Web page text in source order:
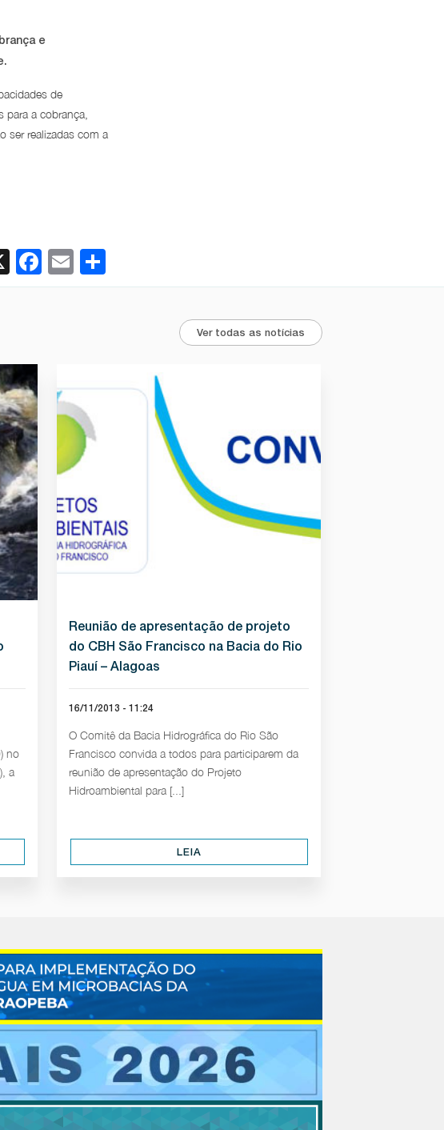
e
de
a cobrança,
ser realizadas com a
X Facebook
EmailShare
Ver todas as notícias
no
a
Reunião de apresentação de projeto
do CBH São Francisco na Bacia do Rio
Piauí – Alagoas
16/11/2013 - 11:24
O Comitê da Bacia Hidrográfica do Rio São
Francisco convida a todos para participarem da
reunião de apresentação do Projeto
Hidroambiental para [...]
LEIA